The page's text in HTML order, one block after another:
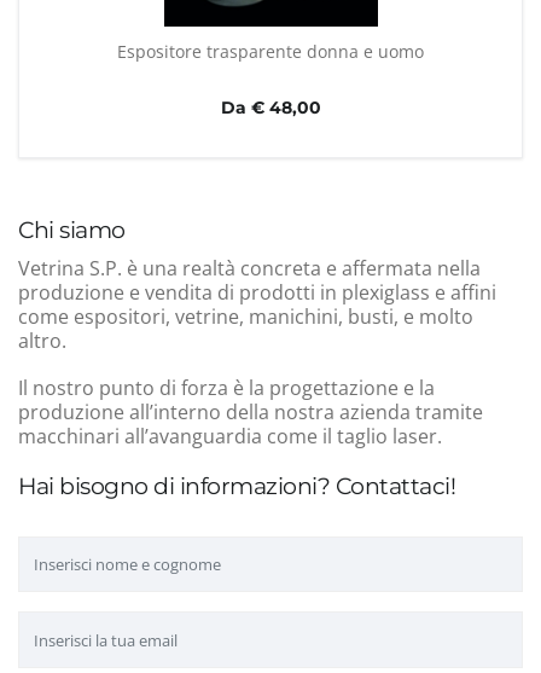
Hai bisogno di informazioni? Contattaci!
Chi siamo
Vetrina S.P. è una realtà concreta e affermata nella
produzione e vendita di prodotti in plexiglass e affini
come espositori, vetrine, manichini, busti, e molto
altro.
Il nostro punto di forza è la progettazione e la
produzione all’interno della nostra azienda tramite
macchinari all’avanguardia come il taglio laser.
Espositore trasparente donna e uomo
Da € 48,00